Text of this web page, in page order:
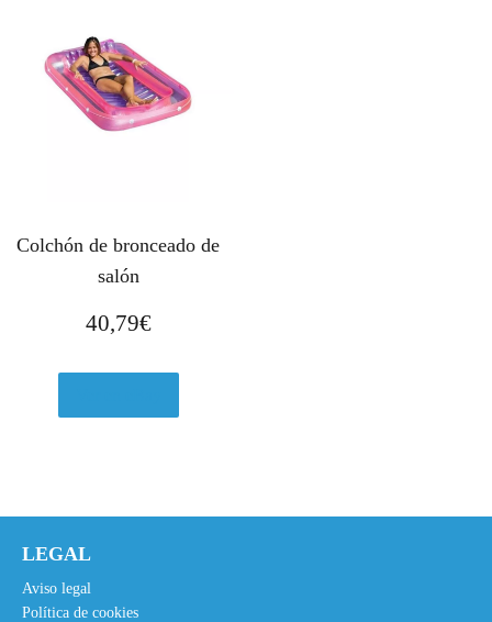
Colchón de bronceado de
salón
40,79€
LEGAL
Aviso legal
Política de cookies